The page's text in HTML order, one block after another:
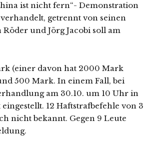
ist nicht fern“- Demonstration
getrennt von seinen
und Jörg Jacobi soll am
(einer davon hat 2000 Mark
500 Mark. In einem Fall, bei
am 30.10. um 10 Uhr in
12 Haftstrafbefehle von 3
nicht bekannt. Gegen 9 Leute